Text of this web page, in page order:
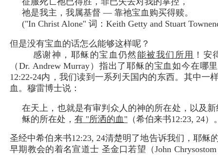
祂是我主，我属基督 — 靠祂宝血购买得赎。
("In Christ Alone" 词：Keith Getty and Stuart
但是没有宝血的话怎么能够这样呢？
感谢神，耶稣的宝血仍然能被我们所用 ！安
（Dr. Andrew Murray）指出了耶稣的宝血如今在哪
12:22-24内，我们读到一系列天国内的东西。其中一
血。穆雷博士说：
在天上，也就是有审判众人的神的所在处，以及
稣的所在处， 有 "所洒的血" （希伯来书12:23, 24）
圣经中希伯来书12:23, 24清楚明了地告诉我们，耶稣
早期教会的着名宣道士 圣金口若望（John